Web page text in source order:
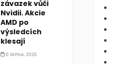
závazek vůči
Nvidii. Akcie
AMD po
výsledcích
klesají
6 SRPNA, 2026